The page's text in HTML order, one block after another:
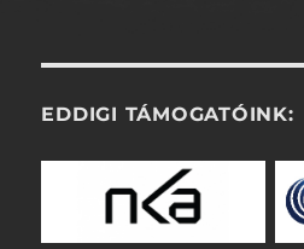
EDDIGI TÁMOGATÓINK: